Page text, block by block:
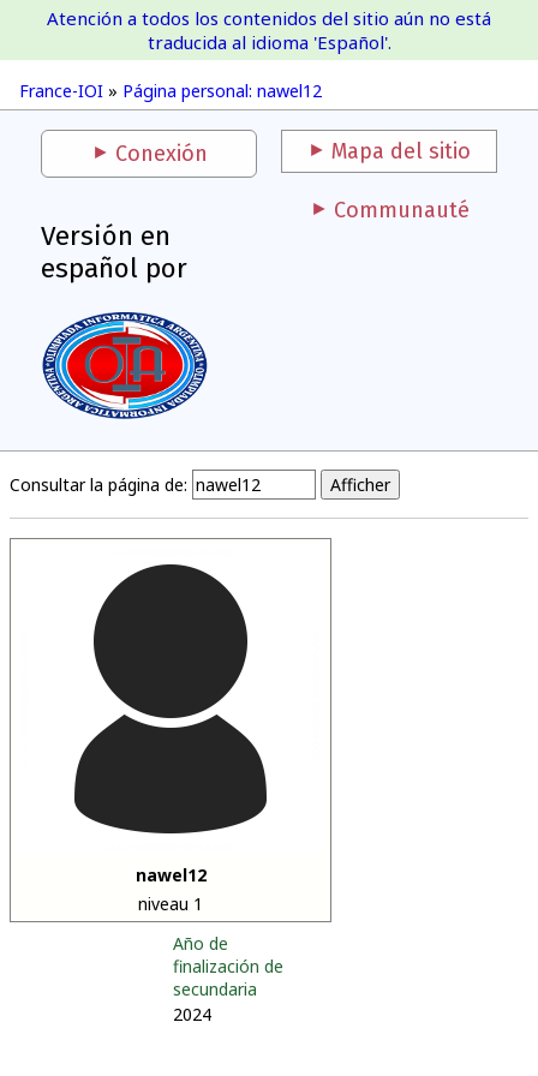
France-IOI
France-IOI » Página personal: nawel12
Atención a todos los contenidos del sitio aún no está
traducida al idioma 'Español'.
Conexión Mapa del sitio
Versión en
español por
Communauté
Consultar la página de:
nawel12
niveau 1
Año de
finalización de
secundaria
2024